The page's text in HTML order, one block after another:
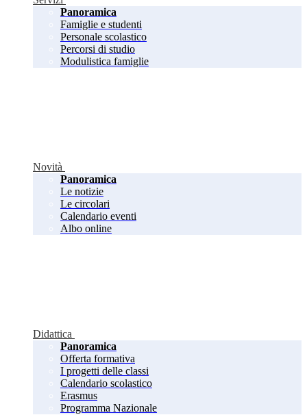
Panoramica
Famiglie e studenti
Personale scolastico
Percorsi di studio
Modulistica famiglie
Novità
Panoramica
Le notizie
Le circolari
Calendario eventi
Albo online
Didattica
Panoramica
Offerta formativa
I progetti delle classi
Calendario scolastico
Erasmus
Programma Nazionale